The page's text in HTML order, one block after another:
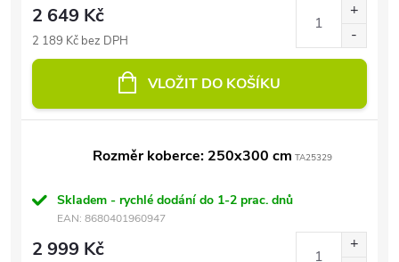
2 649 Kč
2 189 Kč bez DPH
VLOŽIT DO KOŠÍKU
Rozměr koberce: 250x300 cm TA25329
Skladem - rychlé dodání do 1-2 prac. dnů
EAN: 8680401960947
2 999 Kč